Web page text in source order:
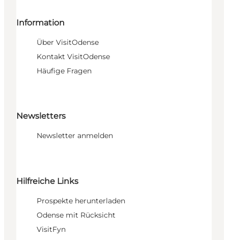
Information
Über VisitOdense
Kontakt VisitOdense
Häufige Fragen
Newsletters
Newsletter anmelden
Hilfreiche Links
Prospekte herunterladen
Odense mit Rücksicht
VisitFyn